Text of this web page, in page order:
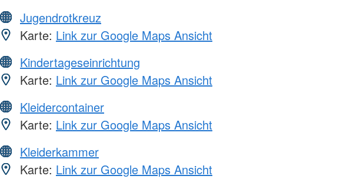
Jugendrotkreuz
Karte: Link zur Google Maps Ansicht
Kindertageseinrichtung
Karte: Link zur Google Maps Ansicht
Kleidercontainer
Karte: Link zur Google Maps Ansicht
Kleiderkammer
Karte: Link zur Google Maps Ansicht